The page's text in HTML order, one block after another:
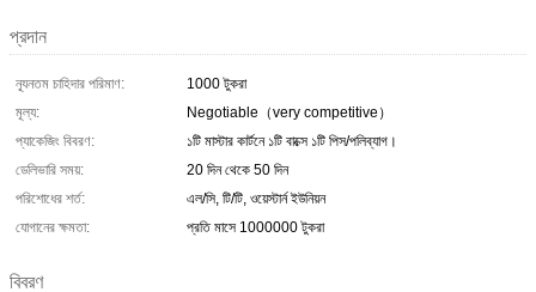
প্রদান
ন্যূনতম চাহিদার পরিমাণ:
1000 টুকরা
মূল্য:
Negotiable（very competitive）
প্যাকেজিং বিবরণ:
১টি মাস্টার কার্টনে ১টি বাক্সে ১টি পিস/পলিব্যাগ।
ডেলিভারি সময়:
20 দিন থেকে 50 দিন
পরিশোধের শর্ত:
এল/সি, টি/টি, ওয়েস্টার্ন ইউনিয়ন
যোগানের ক্ষমতা:
প্রতি মাসে 1000000 টুকরা
বিবরণ